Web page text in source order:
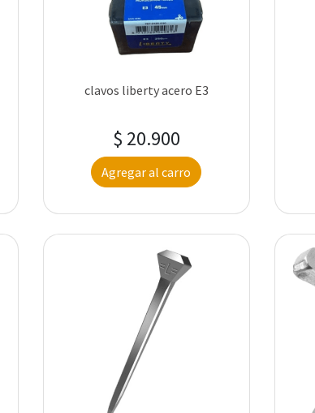
clavos liberty acero E3
$ 20.900
Agregar al carro